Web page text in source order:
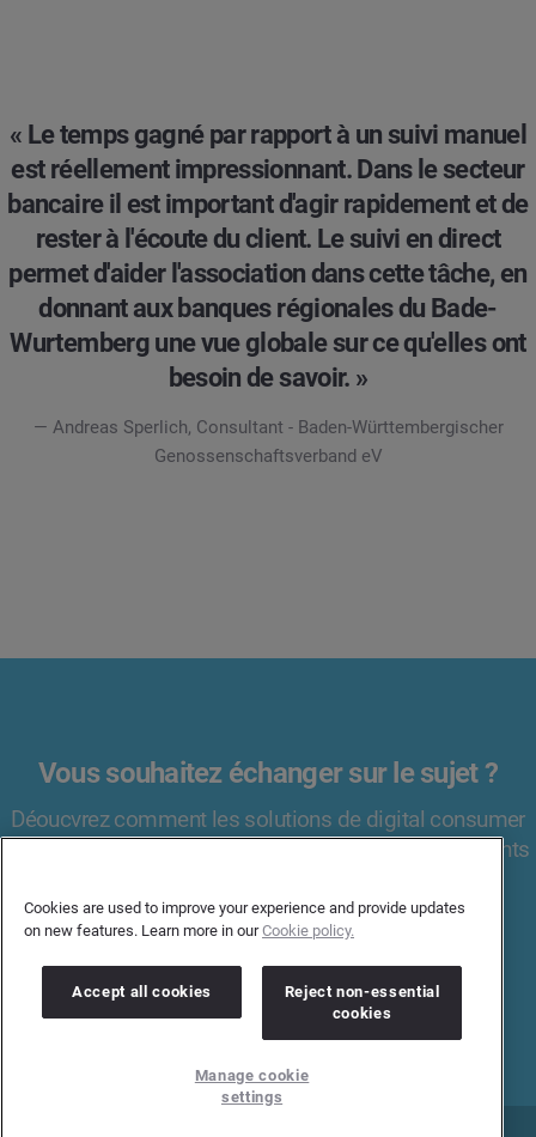
« Le temps gagné par rapport à un suivi manuel
est réellement impressionnant. Dans le secteur
bancaire il est important d'agir rapidement et de
rester à l'écoute du client. Le suivi en direct
permet d'aider l'association dans cette tâche, en
donnant aux banques régionales du Bade-
Wurtemberg une vue globale sur ce qu'elles ont
besoin de savoir. »
— Andreas Sperlich, Consultant - Baden-Württembergischer
Genossenschaftsverband eV
Vous souhaitez échanger sur le sujet ?
Déoucvrez comment les solutions de digital consumer
intelligence de Brandwatch peuvent amener les insights
Cookies are used to improve your experience and provide updates
on new features. Learn more in ourCookie policy.
Accept all cookies
Reject non-essential
cookies
Manage cookie
settings